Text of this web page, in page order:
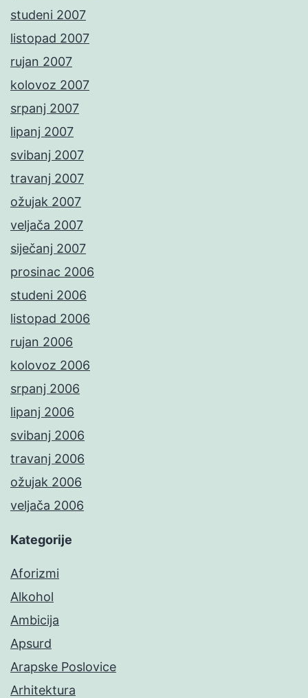
studeni 2007
listopad 2007
rujan 2007
kolovoz 2007
srpanj 2007
lipanj 2007
svibanj 2007
travanj 2007
ožujak 2007
veljača 2007
siječanj 2007
prosinac 2006
studeni 2006
listopad 2006
rujan 2006
kolovoz 2006
srpanj 2006
lipanj 2006
svibanj 2006
travanj 2006
ožujak 2006
veljača 2006
Kategorije
Aforizmi
Alkohol
Ambicija
Apsurd
Arapske Poslovice
Arhitektura